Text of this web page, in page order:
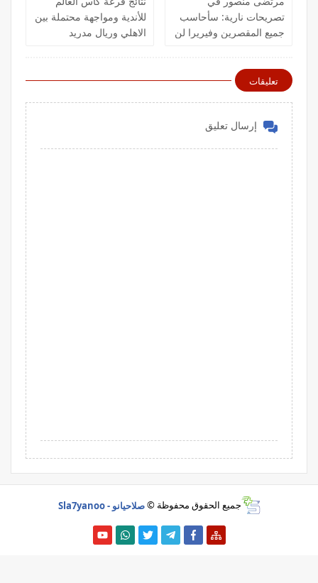
تصريحات نارية: سأحاسب
جميع المقصرين وفيريرا لن
للأندية ومواجهة محتملة بين
الاهلي وريال مدريد
تعليقات
إرسال تعليق
جميع الحقوق محفوظة ©صلاحيانو - Sla7yanoo